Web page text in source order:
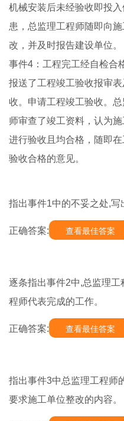
机械安装后未经验收即投
患，总监理工程师随即向
改，并及时报告建设单位。
事件4：工程完工经自检合
报送了工程竣工验收报审
收。申请工程竣工验收。
师审查了竣工资料，认为
进行验收且均合格，随即
验收合格的意见。
指出事件1中的不妥之处,写
正确答案: 查看最佳答案
逐条指出事件2中,总监理
程师代表完成的工作。
正确答案: 查看最佳答案
指出事件3中总监理工程师
要求施工单位整改的内容。